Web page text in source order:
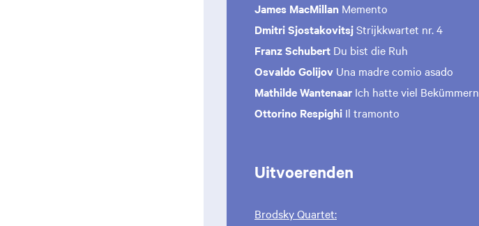
James MacMillan Memento
Dmitri SjostakovitsjStrijkkwartet nr. 4
FranzSchubert Du bist die Ruh
OsvaldoGolijov Una madre comio asado
Mathilde Wantenaar Ich hatte viel
Ottorino Respighi Il tramonto
Uitvoerenden
Brodsky Quartet: